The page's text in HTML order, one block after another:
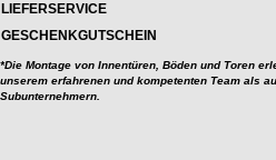
LIEFERSERVICE
GESCHENKGUTSCHEIN
*Die Montage von Innentüren, Böden und Toren
unserem erfahrenen und kompetenten Team als
Subunternehmern.